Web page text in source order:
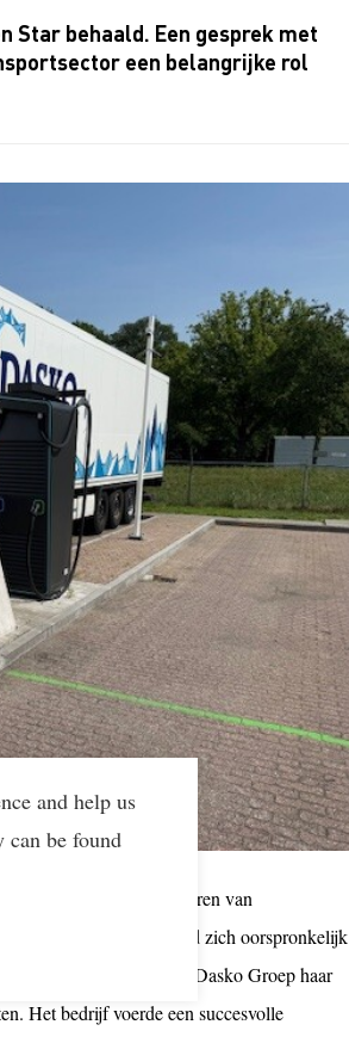
Star behaald. Een gesprek met
een belangrijke rol
vervoerenvan
hieldzichoorspronkelijk
de Dasko Groephaar
. Hetbedrijfvoerdeeensuccesvolle
and help us
be found